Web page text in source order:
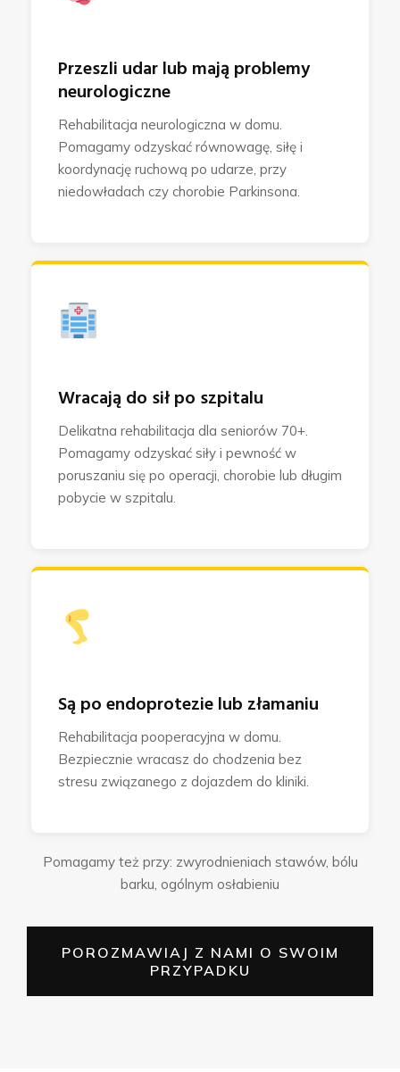
Przeszli udar lub mają problemy
neurologiczne
Rehabilitacja neurologiczna w domu.
Pomagamy odzyskać równowagę, siłę i
koordynację ruchową po udarze, przy
niedowładach czy chorobie Parkinsona.
Wracają do sił po szpitalu
Delikatna rehabilitacja dla seniorów 70+.
Pomagamy odzyskać siły i pewność w
poruszaniu się po operacji, chorobie lub długim
pobycie w szpitalu.
Są po endoprotezie lub złamaniu
Rehabilitacja pooperacyjna w domu.
Bezpiecznie wracasz do chodzenia bez
stresu związanego z dojazdem do kliniki.
Pomagamy też przy: zwyrodnieniach stawów, bólu
barku, ogólnym osłabieniu
POROZMAWIAJ Z NAMI O SWOIM
PRZYPADKU